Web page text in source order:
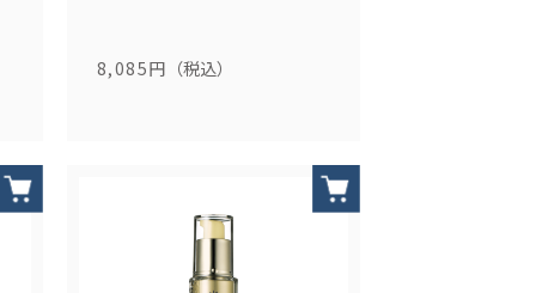
8,085円 （税込）